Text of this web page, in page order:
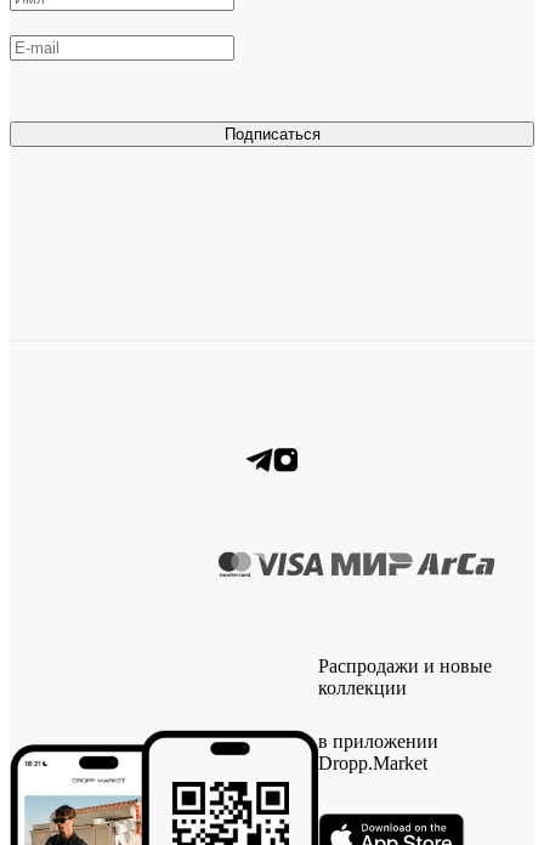
Подписаться
Распродажи и новые
коллекции
в приложении
Dropp.Market